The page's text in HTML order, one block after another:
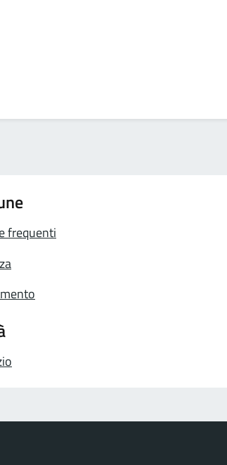
frequenti